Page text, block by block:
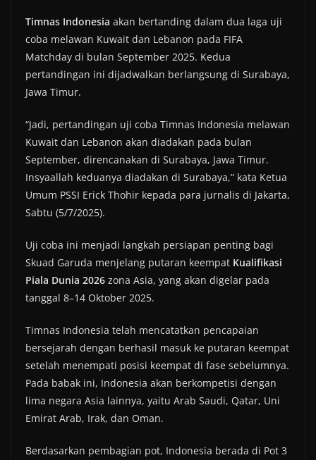
Timnas Indonesia akan bertanding dalam dua laga uji
coba melawan Kuwait dan Lebanon pada FIFA
Matchday di bulan September 2025. Kedua
pertandingan ini dijadwalkan berlangsung di Surabaya,
Jawa Timur.
“Jadi, pertandingan uji coba Timnas Indonesia melawan
Kuwait dan Lebanon akan diadakan pada bulan
September, direncanakan di Surabaya, Jawa Timur.
Insyaallah keduanya diadakan di Surabaya,” kata Ketua
Umum PSSI Erick Thohir kepada para jurnalis di Jakarta,
Sabtu (5/7/2025).
Uji coba ini menjadi langkah persiapan penting bagi
Skuad Garuda menjelang putaran keempat Kualifikasi
Piala Dunia 2026 zona Asia, yang akan digelar pada
tanggal 8–14 Oktober 2025.
Timnas Indonesia telah mencatatkan pencapaian
bersejarah dengan berhasil masuk ke putaran keempat
setelah menempati posisi keempat di fase sebelumnya.
Pada babak ini, Indonesia akan berkompetisi dengan
lima negara Asia lainnya, yaitu Arab Saudi, Qatar, Uni
Emirat Arab, Irak, dan Oman.
Berdasarkan pembagian pot, Indonesia berada di Pot 3